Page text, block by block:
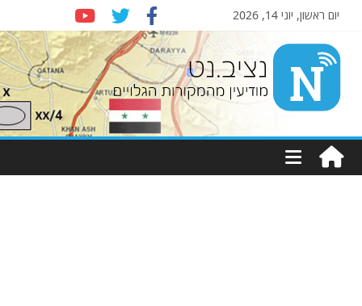
יום ראשון, יוני 14, 2026
Nziv.net
מודיעין
מהמקורות